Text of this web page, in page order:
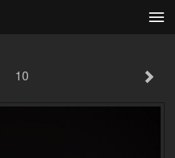
10